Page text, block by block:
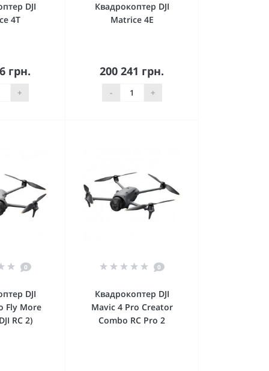
DJI
4T
грн.
+
Квадрокоптер DJI
Matrice 4E
200 241 грн.
- +
В корзину
0
DJI
Fly More
RC 2)
0
Квадрокоптер DJI
Mavic 4 Pro Creator
Combo RC Pro 2